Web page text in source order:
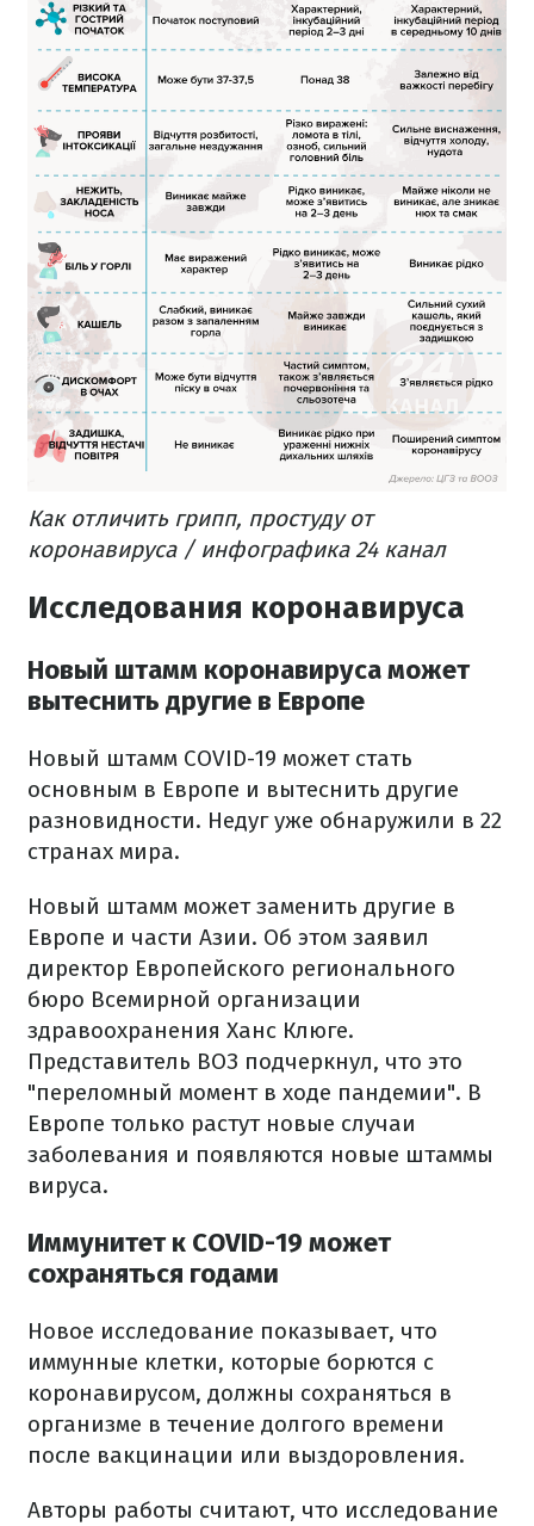
Как отличить грипп, простуду от
коронавируса / инфографика 24 канал
Исследования коронавируса
Новый штамм коронавируса может
вытеснить другие в Европе
Новый штамм COVID-19 может стать
основным в Европе и вытеснить другие
разновидности. Недуг уже обнаружили в 22
странах мира.
Новый штамм может заменить другие в
Европе и части Азии. Об этом заявил
директор Европейского регионального
бюро Всемирной организации
здравоохранения Ханс Клюге.
Представитель ВОЗ подчеркнул, что это
"переломный момент в ходе пандемии". В
Европе только растут новые случаи
заболевания и появляются новые штаммы
вируса.
Иммунитет к COVID-19 может
сохраняться годами
Новое исследование показывает, что
иммунные клетки, которые борются с
коронавирусом, должны сохраняться в
организме в течение долгого времени
после вакцинации или выздоровления.
Авторы работы считают, что исследование